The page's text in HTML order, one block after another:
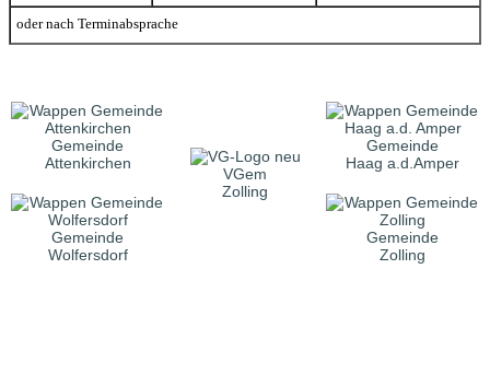
oder nach Terminabsprache
Gemeinde
Attenkirchen
VGem
Zolling
Gemeinde
Haag a.d.Amper
Gemeinde
Wolfersdorf
Gemeinde
Zolling